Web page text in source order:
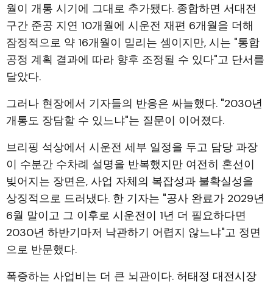
월이 개통 시기에 그대로 추가됐다. 종합하면 서대전
구간 준공 지연 10개월에 시운전 재편 6개월을 더해
잠정적으로 약 16개월이 밀리는 셈이지만, 시는 "통합
공정 계획 결과에 따라 향후 조정될 수 있다"고 단서를
달았다.
그러나 현장에서 기자들의 반응은 싸늘했다. "2030년
개통도 장담할 수 있느냐"는 질문이 이어졌다.
브리핑 석상에서 시운전 세부 일정을 두고 담당 과장
이 수분간 수차례 설명을 반복했지만 여전히 혼선이
빚어지는 장면은, 사업 자체의 복잡성과 불확실성을
상징적으로 드러냈다. 한 기자는 "공사 완료가 2029년
6월 말이고 그 이후로 시운전이 1년 더 필요하다면
2030년 하반기마저 낙관하기 어렵지 않느냐"고 정면
으로 반문했다.
폭증하는 사업비는 더 큰 뇌관이다. 허태정 대전시장